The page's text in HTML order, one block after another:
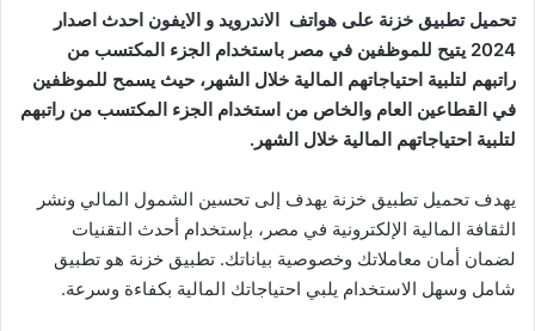
تحميل تطبيق خزنة على هواتف الاندرويد و الايفون احدث اصدار
2024 يتيح للموظفين في مصر باستخدام الجزء المكتسب من
راتبهم لتلبية احتياجاتهم المالية خلال الشهر، حيث يسمح للموظفين
في القطاعين العام والخاص من استخدام الجزء المكتسب من راتبهم
لتلبية احتياجاتهم المالية خلال الشهر.
يهدف تحميل تطبيق خزنة يهدف إلى تحسين الشمول المالي ونشر
الثقافة المالية الإلكترونية في مصر، بإستخدام أحدث التقنيات
لضمان أمان معاملاتك وخصوصية بياناتك. تطبيق خزنة هو تطبيق
شامل وسهل الاستخدام يلبي احتياجاتك المالية بكفاءة وسرعة.